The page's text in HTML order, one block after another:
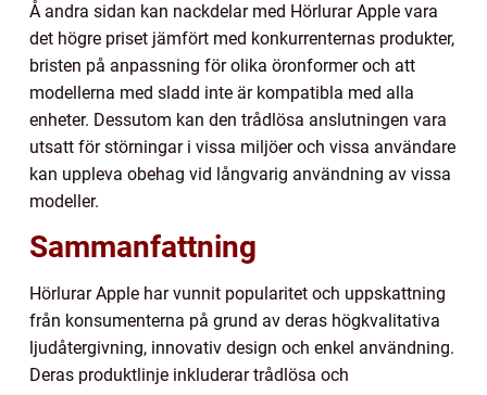
Å andra sidan kan nackdelar med Hörlurar Apple vara
det högre priset jämfört med konkurrenternas produkter,
bristen på anpassning för olika öronformer och att
modellerna med sladd inte är kompatibla med alla
enheter. Dessutom kan den trådlösa anslutningen vara
utsatt för störningar i vissa miljöer och vissa användare
kan uppleva obehag vid långvarig användning av vissa
modeller.
Sammanfattning
Hörlurar Apple har vunnit popularitet och uppskattning
från konsumenterna på grund av deras högkvalitativa
ljudåtergivning, innovativ design och enkel användning.
Deras produktlinje inkluderar trådlösa och